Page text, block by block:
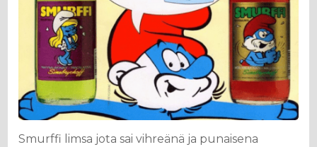
Smurffi limsa jota sai vihreänä ja punaisena